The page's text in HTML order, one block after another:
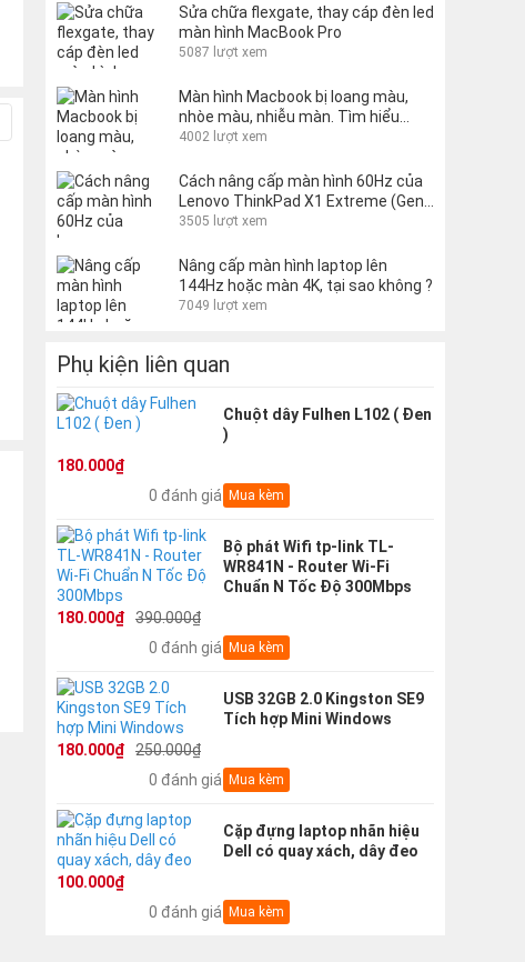
Sửa chữa flexgate, thay cáp đèn led
màn hình MacBook Pro
5087 lượt xem
Màn hình Macbook bị loang màu,
nhòe màu, nhiễu màn. Tìm hiểu
nguyên nhân và cách khắc phục
4002 lượt xem
Cách nâng cấp màn hình 60Hz của
Lenovo ThinkPad X1 Extreme (Gen
1 và 2) lên 144Hz
3505 lượt xem
Nâng cấp màn hình laptop lên
144Hz hoặc màn 4K, tại sao không ?
7049 lượt xem
Phụ kiện liên quan
Chuột dây Fulhen L102 ( Đen
)
180.000₫
0 đánh giá
Mua kèm
Bộ phát Wifi tp-link TL-
WR841N - Router Wi-Fi
Chuẩn N Tốc Độ 300Mbps
180.000₫
390.000₫
0 đánh giá
Mua kèm
USB 32GB 2.0 Kingston SE9
Tích hợp Mini Windows
180.000₫
250.000₫
0 đánh giá
Mua kèm
Cặp đựng laptop nhãn hiệu
Dell có quay xách, dây đeo
100.000₫
0 đánh giá
Mua kèm